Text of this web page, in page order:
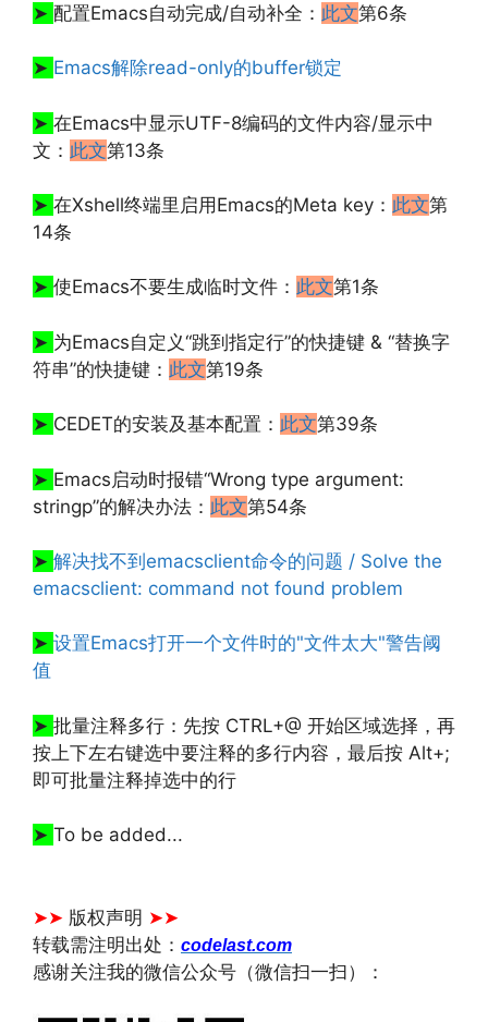
➤ 配置Emacs自动完成/自动补全： 此文第6条
➤ Emacs解除read-only的buffer锁定
➤ 在Emacs中显示UTF-8编码的文件内容/显示中
文： 此文第13条
➤ 在Xshell终端里启用Emacs的Meta key： 此文第
14条
➤ 使Emacs不要生成临时文件： 此文第1条
➤ 为Emacs自定义“跳到指定行”的快捷键 & “替换字
符串”的快捷键： 此文第19条
➤ CEDET的安装及基本配置： 此文第39条
➤ Emacs启动时报错“Wrong type argument:
stringp”的解决办法： 此文第54条
➤ 解决找不到emacsclient命令的问题 / Solve the
emacsclient: command not found problem
➤ 设置Emacs打开一个文件时的"文件太大"警告阈
值
➤ 批量注释多行：先按 CTRL+@ 开始区域选择，再
按上下左右键选中要注释的多行内容，最后按 Alt+;
即可批量注释掉选中的行
➤ To be added...
➤➤ 版权声明 ➤➤
转载需注明出处： codelast.com
感谢关注我的微信公众号（微信扫一扫）：